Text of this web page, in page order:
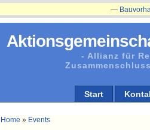
- Allianz für
Start
Bauvorhaben
Home » Events